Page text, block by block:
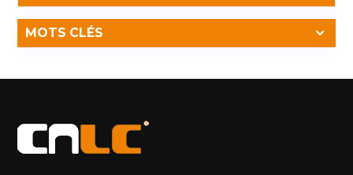
m&ecirc;me sous un soleil intense de midi, tout en
conservant des couleurs vives et des d&eacute;tails fins
du COB dans les applications ext&eacute;rieures
Lisibilit&eacute; tout au long de la journ&eacute;e
Une luminosit&eacute; &eacute;lev&eacute;e
MOTS CLÉS